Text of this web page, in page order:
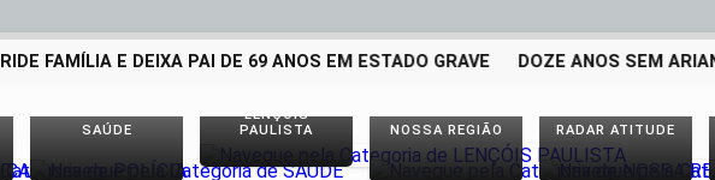
FAMÍLIA E DEIXA PAI DE 69 ANOS EM ESTADO GRAVE DOZE ANOS SEM
SAÚDE
LENÇÓIS
PAULISTA
NOSSA REGIÃO RADAR ATITUDE